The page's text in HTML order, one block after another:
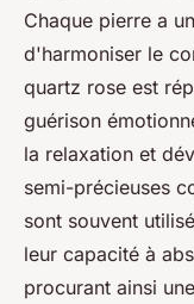
Chaque pierre a
d'harmoniser le
quartz rose est
guérison
la relaxation et
semi-précieuses
sont souvent
leur capacité à
procurant ainsi